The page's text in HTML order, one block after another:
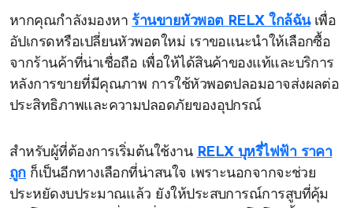
หากคุณกำลังมองหา ร้านขายหัวพอต RELX ใกล้ฉันเพื่อ
อัปเกรดหรือเปลี่ยนหัวพอตใหม่ เราขอแนะนำให้เลือกซื้อ
จากร้านค้าที่น่าเชื่อถือ เพื่อให้ได้สินค้าของแท้และบริการ
หลังการขายที่มีคุณภาพ การใช้หัวพอตปลอมอาจส่งผลต่อ
ประสิทธิภาพและความปลอดภัยของอุปกรณ์
สำหรับผู้ที่ต้องการเริ่มต้นใช้งาน RELX บุหรี่ไฟฟ้า ราคา
ถูกก็เป็นอีกทางเลือกที่น่าสนใจ เพราะนอกจากจะช่วย
ประหยัดงบประมาณแล้ว ยังให้ประสบการณ์การสูบที่คุ้ม